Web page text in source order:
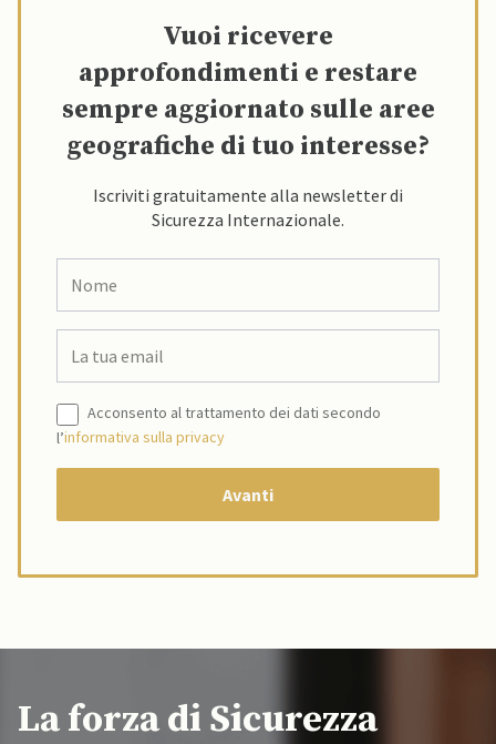
Vuoi ricevere
approfondimenti e restare
sempre aggiornato sulle aree
geografiche di tuo interesse?
Iscriviti gratuitamente alla newsletter di
Sicurezza Internazionale.
Acconsento al trattamento dei dati secondo
l’informativa sulla privacy
La forza di Sicurezza